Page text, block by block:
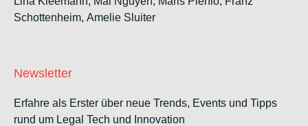
Schottenheim, Amelie Sluiter
Newsletter
Erfahre als Erster über neue Trends, Events und Tipps
rund um Legal Tech und Innovation